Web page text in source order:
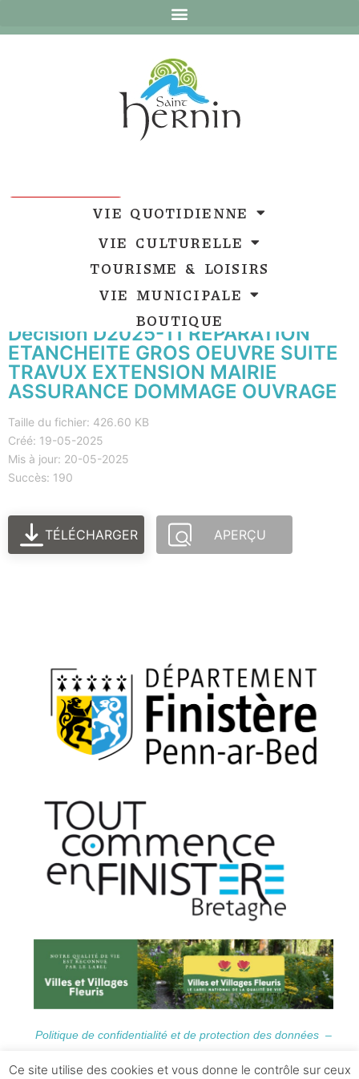
VIE QUOTIDIENNE
VIE CULTURELLE
TOURISME & LOISIRS
VIE MUNICIPALE
BOUTIQUE
Décision D2025-11 REPARATION
ETANCHEITE GROS OEUVRE SUITE
TRAVUX EXTENSION MAIRIE
ASSURANCE DOMMAGE OUVRAGE
Taille du fichier: 426.60 KB
Créé: 19-05-2025
Mis à jour: 20-05-2025
Succès: 190
TÉLÉCHARGER APERÇU
Politique de confidentialité et de protection des données –
Informations Légales
Ce site utilise des cookies et vous donne le contrôle sur ceux